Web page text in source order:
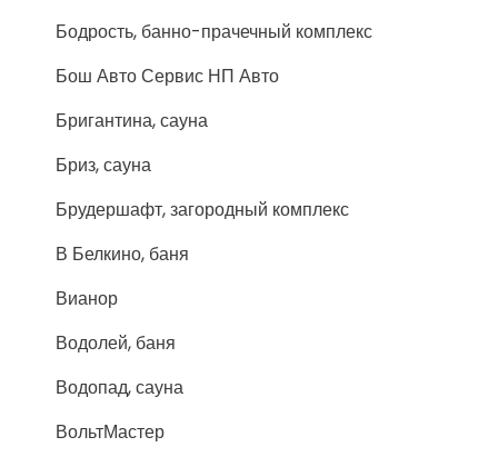
Бодрость, банно-прачечный комплекс
Бош Авто Сервис НП Авто
Бригантина, сауна
Бриз, сауна
Брудершафт, загородный комплекс
В Белкино, баня
Вианор
Водолей, баня
Водопад, сауна
ВольтМастер